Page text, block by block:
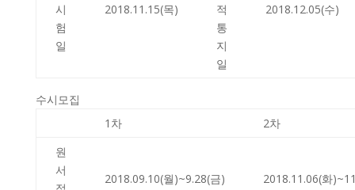
시
험
일
2018.11.15(목)
적
통
지
일
2018.12.05(수)
수시모집
1차
2차
원
서
2018.09.10(월)~9.28(금) 2018.11.06(화